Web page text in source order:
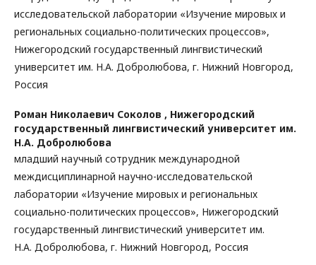
исследовательской лаборатории «Изучение мировых и
региональных социально-политических процессов»,
Нижегородский государственный лингвистический
университет им. Н.А. Добролюбова, г. Нижний Новгород,
Россия
Роман Николаевич Соколов , Нижегородский
государственный лингвистический университет им.
Н.А. Добролюбова
младший научный сотрудник международной
междисциплинарной научно-исследовательской
лаборатории «Изучение мировых и региональных
социально-политических процессов», Нижегородский
государственный лингвистический университет им.
Н.А. Добролюбова, г. Нижний Новгород, Россия